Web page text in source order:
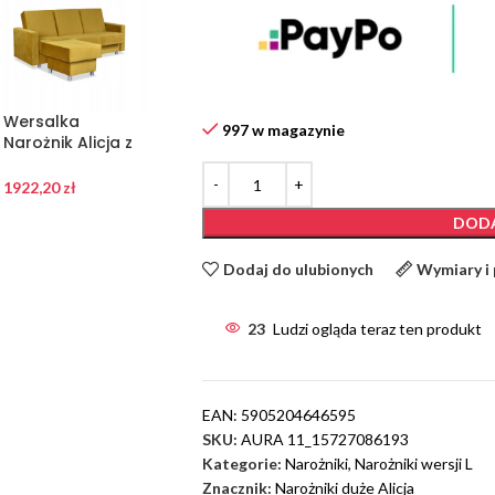
Wersalka
Narożnik Alicja z
kanapa
1922,20zł
Wersalka
Narożnik Alicja z
pufą sofa
kanapa
rozkładana
1922,20
Narożnik Alicja z
rozkładana
997 w magazynie
Dodaj do ulubionych Wymiary i
23 Ludzi ogląda teraz ten produkt
EAN: 5905204646595
SKU: AURA 11_15727086193
Kategorie: Narożniki, Narożniki wersji L
Znacznik: Narożniki duże Alicja